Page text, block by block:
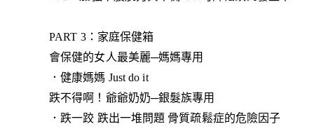
PART 3：家庭保健箱
會保健的女人最美麗─媽媽專用
．健康媽媽 Just do it
跌不得啊！爺爺奶奶─銀髮族專用
．跌一跤 跌出一堆問題 骨質疏鬆症的危險因子